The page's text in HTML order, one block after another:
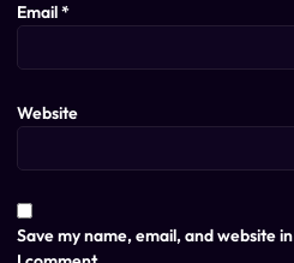
Email*
Website
Save my name, email, and website